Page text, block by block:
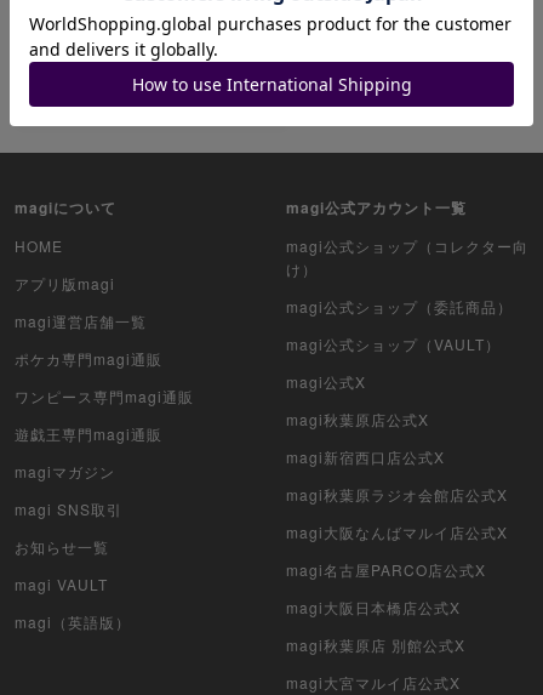
CRY-S-MAX ジャオウガ
禁断英雄 モモキングダムX
magiについて
HOME
アプリ版magi
magi運営店舗一覧
ポケカ専門magi通販
ワンピース専門magi通販
遊戯王専門magi通販
magiマガジン
magi SNS取引
お知らせ一覧
magi VAULT
magi（英語版）
magi公式アカウント一覧
magi公式ショップ（コレクター向
け）
magi公式ショップ（委託商品）
magi公式ショップ（VAULT）
magi公式X
magi秋葉原店公式X
magi新宿西口店公式X
magi秋葉原ラジオ会館店公式X
magi大阪なんばマルイ店公式X
magi名古屋PARCO店公式X
magi大阪日本橋店公式X
magi秋葉原店 別館公式X
magi大宮マルイ店公式X